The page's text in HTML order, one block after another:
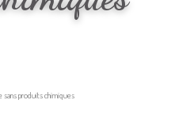
produits chimiques